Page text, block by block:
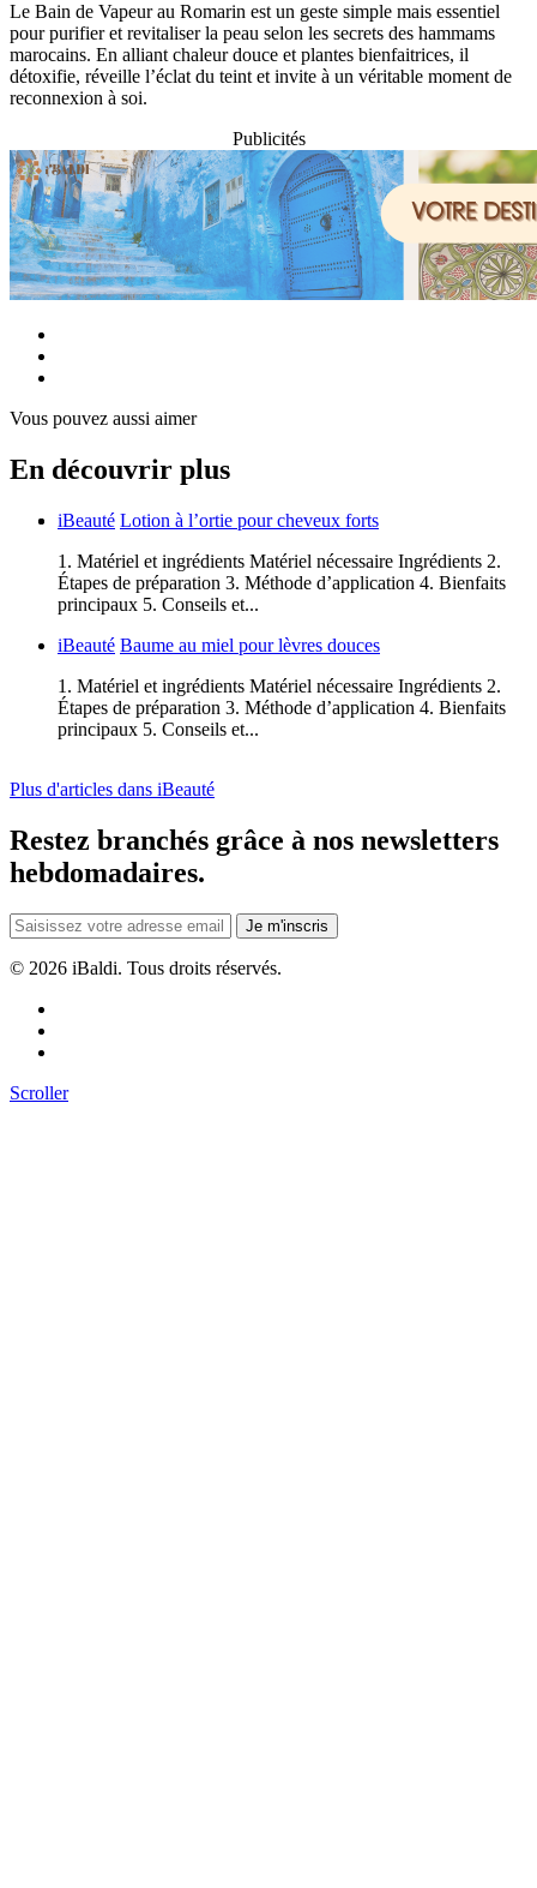
Le Bain de Vapeur au Romarin est un geste simple mais essentiel
pour purifier et revitaliser la peau selon les secrets des hammams
marocains. En alliant chaleur douce et plantes bienfaitrices, il
détoxifie, réveille l’éclat du teint et invite à un véritable moment de
reconnexion à soi.
Publicités
Vous pouvez aussi aimer
En découvrir plus
iBeauté Lotion à l’ortie pour cheveux forts
1. Matériel et ingrédients Matériel nécessaire Ingrédients 2.
Étapes de préparation 3. Méthode d’application 4. Bienfaits
principaux 5. Conseils et...
iBeauté Baume au miel pour lèvres douces
1. Matériel et ingrédients Matériel nécessaire Ingrédients 2.
Étapes de préparation 3. Méthode d’application 4. Bienfaits
principaux 5. Conseils et...
Plus d'articles dans iBeauté
Restez branchés grâce à nos newsletters
hebdomadaires.
Je m'inscris
© 2026 iBaldi. Tous droits réservés.
Scroller